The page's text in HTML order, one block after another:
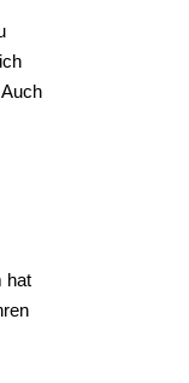
hat